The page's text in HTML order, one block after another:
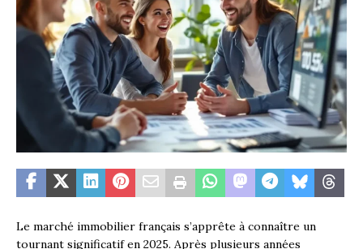
Le marché immobilier français s’apprête à connaître un
tournant significatif en 2025. Après plusieurs années